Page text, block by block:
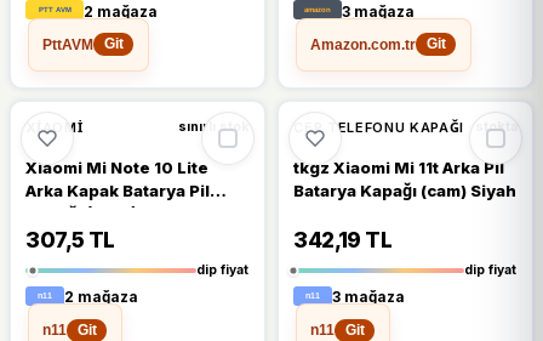
2 mağaza
PttAVM
Git
3 mağaza
Amazon.com.tr
Git
%44 %44 DÜŞTÜ
XIAOMI sınırlı stok
Xiaomi Mi Note 10 Lite
Arka Kapak Batarya Pil
Kapağı (CAM) Mavi
307,5 TL
dip fiyat
2 mağaza
n11
Git
%44 🔥%44 DÜŞTÜ
CEP TELEFONU KAPAĞI stokta
tkgz Xiaomi Mi 11t Arka Pil
Batarya Kapağı (cam) Siyah
342,19 TL
dip fiyat
3 mağaza
n11
Git